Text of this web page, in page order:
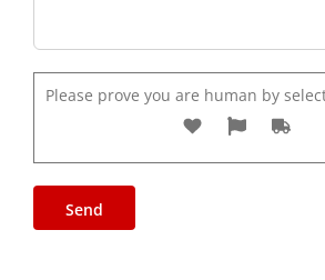
Please prove you are human by